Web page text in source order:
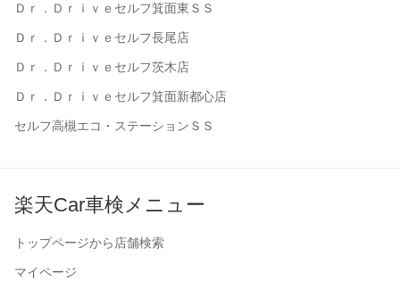
Ｄｒ．Ｄｒｉｖｅセルフ箕面東ＳＳ
Ｄｒ．Ｄｒｉｖｅセルフ長尾店
Ｄｒ．Ｄｒｉｖｅセルフ茨木店
Ｄｒ．Ｄｒｉｖｅセルフ箕面新都心店
セルフ高槻エコ・ステーションＳＳ
楽天Car車検メニュー
トップページから店舗検索
マイページ